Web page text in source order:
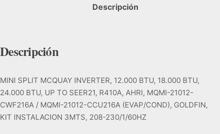
Descripción
Descripción
MINI SPLIT MCQUAY INVERTER, 12.000 BTU, 18.000 BTU,
24.000 BTU, UP TO SEER21, R410A, AHRI, MQMI-21012-
CWF216A / MQMI-21012-CCU216A (EVAP/COND), GOLDFIN,
KIT INSTALACION 3MTS, 208-230/1/60HZ